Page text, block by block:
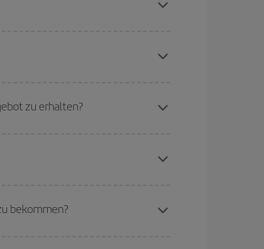
günstiger sind die Preise.
Anfrage, sondern auch für nahegelegene
Flugoptionen an, die wir jeden Tag
zu erhalten?
um
bekommen?